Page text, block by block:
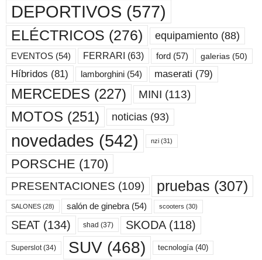
DEPORTIVOS (577)
ELÉCTRICOS (276) equipamiento (88)
EVENTOS (54) FERRARI (63) ford (57) galerias (50)
Híbridos (81) lamborghini (54) maserati (79)
MERCEDES (227) MINI (113)
MOTOS (251) noticias (93)
novedades (542) nzi (31)
PORSCHE (170)
PRESENTACIONES (109) pruebas (307)
SALONES (28) salón de ginebra(54) scooters (30)
SEAT (134) shad (37) SKODA(118)
Superslot(34) SUV (468) tecnología(40)